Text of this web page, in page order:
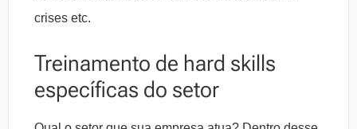
crises etc.
Treinamento de hard skills
específicas do setor